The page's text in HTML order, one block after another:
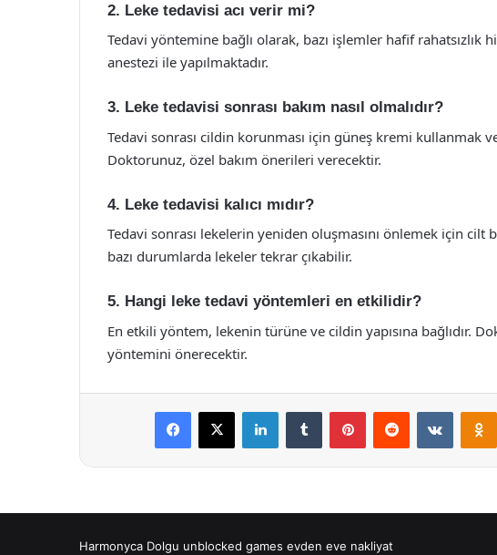
2. Leke tedavisi acı verir mi?
Tedavi yöntemine bağlı olarak, bazı işlemler hafif
anestezi ile yapılmaktadır.
3. Leke tedavisi sonrası bakım nasıl olmalıdır?
Tedavi sonrası cildin korunması için güneş kremi kullanmak
Doktorunuz, özel bakım önerileri verecektir.
4. Leke tedavisi kalıcı mıdır?
Tedavi sonrası lekelerin yeniden oluşmasını önlemek için cilt
bazı durumlarda lekeler tekrar çıkabilir.
5. Hangi leke tedavi yöntemleri en etkilidir?
En etkili yöntem, lekenin türüne ve cildin yapısına bağlıdır.
yöntemini önerecektir.
Facebook
X LinkedInTumblr PinterestReddit
Harmonyca Dolgu unblocked games evden eve nakliyat